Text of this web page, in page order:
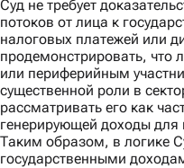
Суд не требует
потоков от лица к
налоговых платежей или
продемонстрировать, что
или периферийным
существенной роли в
рассматривать его как
генерирующей доходы для
Таким образом, в логике
государственными